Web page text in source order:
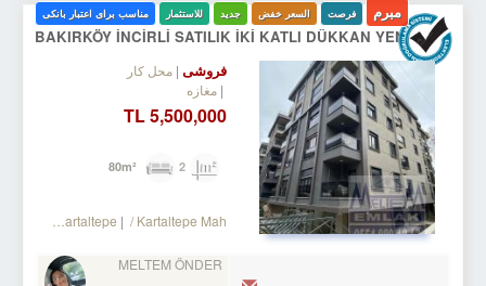
مبرم فرصت السعر خفض جدید للاستثمار مناسب برای اعتبار بانکی
BAKIRKÖY İNCİRLİ SATILIK İKİ KATLI DÜKKAN YENİ BİNA
فروشی محل کار
مغازه
5,500,000 TL
2
/ Kartaltepe / Kartaltepe Mah.
MELTEM ÖNDER